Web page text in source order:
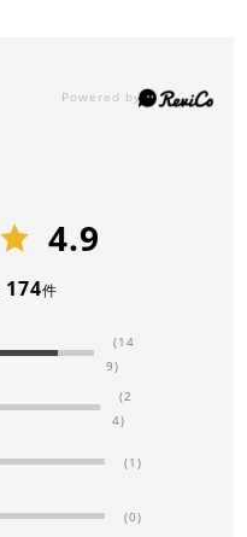
4.9
174件
(14
9)
(2
4)
(1)
(0)